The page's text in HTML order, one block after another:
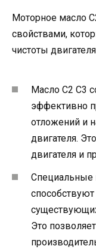
Моторное масло
свойствами,
чистоты
Масло C2 C3
эффективно
отложений и
двигателя.
двигателя и
Специальные
Это